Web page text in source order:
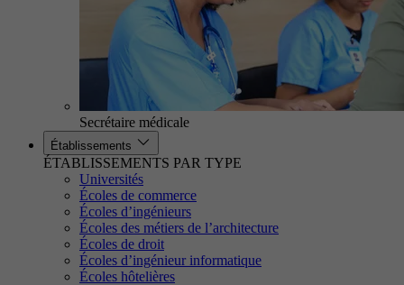
Secrétaire médicale
Établissements
ÉTABLISSEMENTS PAR TYPE
Universités
Écoles de commerce
Écoles d’ingénieurs
Écoles des métiers de l’architecture
Écoles de droit
Écoles d’ingénieur informatique
Écoles hôtelières